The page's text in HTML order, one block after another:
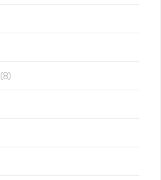
(8)